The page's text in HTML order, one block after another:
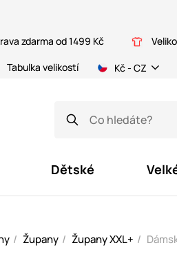
zdarma od 1499 Kč
Tabulka velikostí Kč - CZ
Dětské
Župany Župany XXL+